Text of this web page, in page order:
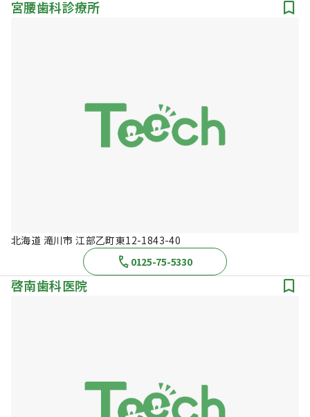
宮腰歯科診療所
北海道 滝川市 江部乙町東12-1843-40
0125-75-5330
啓南歯科医院